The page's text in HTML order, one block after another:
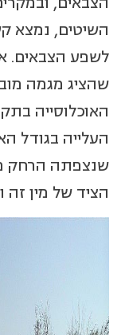
השיטים, נמצא
לשפע הצבאים.
שהציג מגמה
האוכלוסייה
העלייה בגודל
שנצפתה הרחק
הציד של מין זה